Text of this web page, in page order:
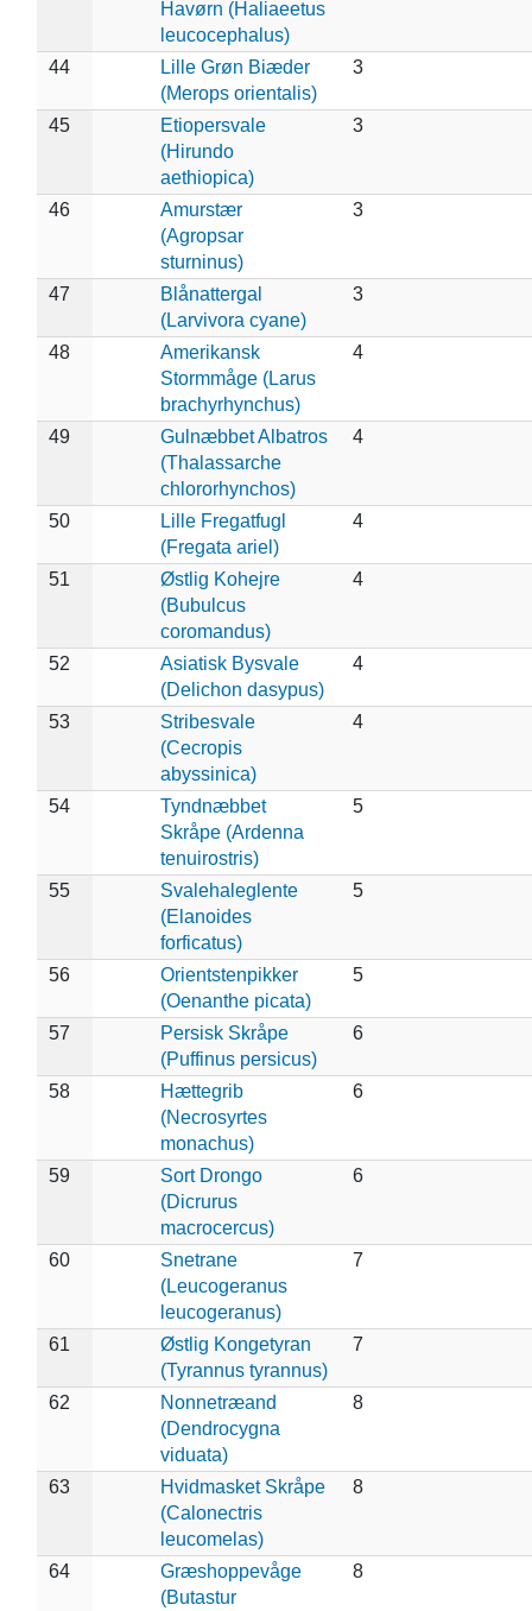
Havørn (Haliaeetus
leucocephalus)
44
Lille Grøn Biæder
(Merops orientalis)
3
45
Etiopersvale
(Hirundo
aethiopica)
3
46
Amurstær
(Agropsar
sturninus)
3
47
Blånattergal
(Larvivora cyane)
3
48
Amerikansk
Stormmåge (Larus
brachyrhynchus)
4
49
Gulnæbbet Albatros
(Thalassarche
chlororhynchos)
4
50
Lille Fregatfugl
(Fregata ariel)
4
51
Østlig Kohejre
(Bubulcus
coromandus)
4
52
Asiatisk Bysvale
(Delichon dasypus)
4
53
Stribesvale
(Cecropis
abyssinica)
4
54
Tyndnæbbet
Skråpe (Ardenna
tenuirostris)
5
55
Svalehaleglente
(Elanoides
forficatus)
5
56
Orientstenpikker
(Oenanthe picata)
5
57
Persisk Skråpe
(Puffinus persicus)
6
58
Hættegrib
(Necrosyrtes
monachus)
6
59
Sort Drongo
(Dicrurus
macrocercus)
6
60
Snetrane
(Leucogeranus
leucogeranus)
7
61
Østlig Kongetyran
(Tyrannus tyrannus)
7
62
Nonnetræand
(Dendrocygna
viduata)
8
63
Hvidmasket Skråpe
(Calonectris
leucomelas)
8
64
Græshoppevåge
(Butastur
8